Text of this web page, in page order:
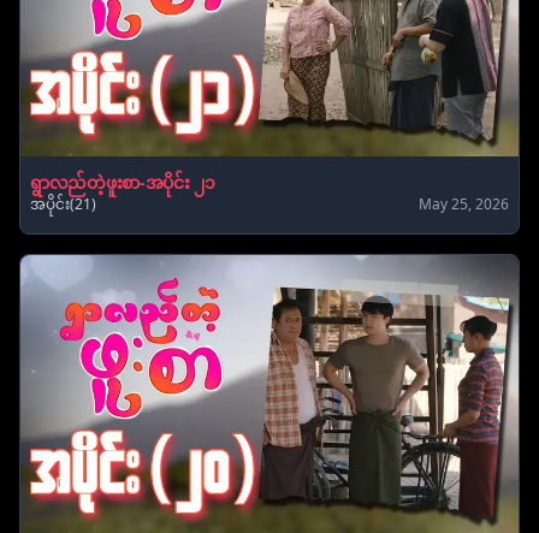
ရွာလည်တဲ့ဖူးစာ-အပိုင်း ၂၁
အပိုင်း(21) May 25, 2026